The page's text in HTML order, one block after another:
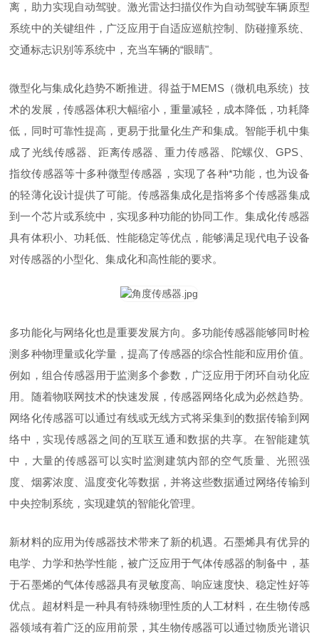
离，助力实现自动驾驶。激光雷达扫描仪作为自动驾驶车辆原型
系统中的关键组件，广泛应用于自适应巡航控制、防碰撞系统、
交通标志识别等系统中，充当车辆的“眼睛"。
微型化与集成化趋势不断推进。得益于MEMS（微机电系统）技
术的发展，传感器体积大幅缩小，重量减轻，成本降低，功耗降
低，同时可靠性提高，更易于批量化生产和集成。智能手机中集
成了光线传感器、距离传感器、重力传感器、陀螺仪、GPS、
指纹传感器等十多种微型传感器，实现了各种*功能，也为设备
的轻薄化设计提供了可能。传感器集成化是指将多个传感器集成
到一个芯片或系统中，实现多种功能的协同工作。集成化传感器
具有体积小、功耗低、性能稳定等优点，能够满足现代电子设备
对传感器的小型化、集成化和高性能的要求。
多功能化与网络化也是重要发展方向。多功能传感器能够同时检
测多种物理量或化学量，提高了传感器的综合性能和应用价值。
例如，组合传感器用于监测多个参数，广泛应用于闭环自动化应
用。随着物联网技术的快速发展，传感器网络化成为必然趋势。
网络化传感器可以通过有线或无线方式将采集到的数据传输到网
络中，实现传感器之间的互联互通和数据的共享。在智能建筑
中，大量的传感器可以实时监测建筑内部的空气质量、光照强
度、烟雾浓度、温度变化等数据，并将这些数据通过网络传输到
中央控制系统，实现建筑的智能化管理。
新材料的应用为传感器技术带来了新的机遇。石墨烯具有优异的
电学、力学和热学性能，被广泛应用于气体传感器的制备中，基
于石墨烯的气体传感器具有灵敏度高、响应速度快、稳定性好等
优点。超材料是一种具有特殊物理性质的人工材料，在生物传感
器领域有着广泛的应用前景，其生物传感器可以通过物质光谱识